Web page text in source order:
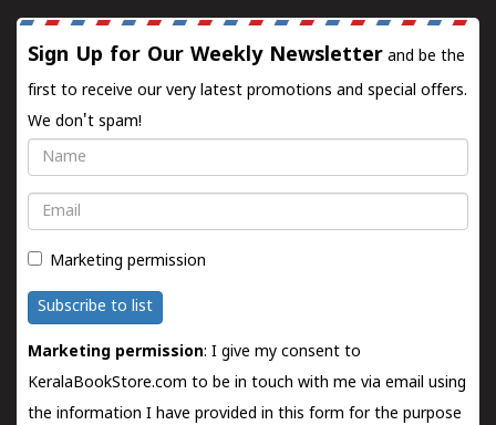
Sign Up for Our Weekly Newsletter and be the
first to receive our very latest promotions and special offers.
We don't spam!
Name
Email
Marketing permission
Subscribe to list
Marketing permission: I give my consent to
KeralaBookStore.com to be in touch with me via email using
the information I have provided in this form for the purpose